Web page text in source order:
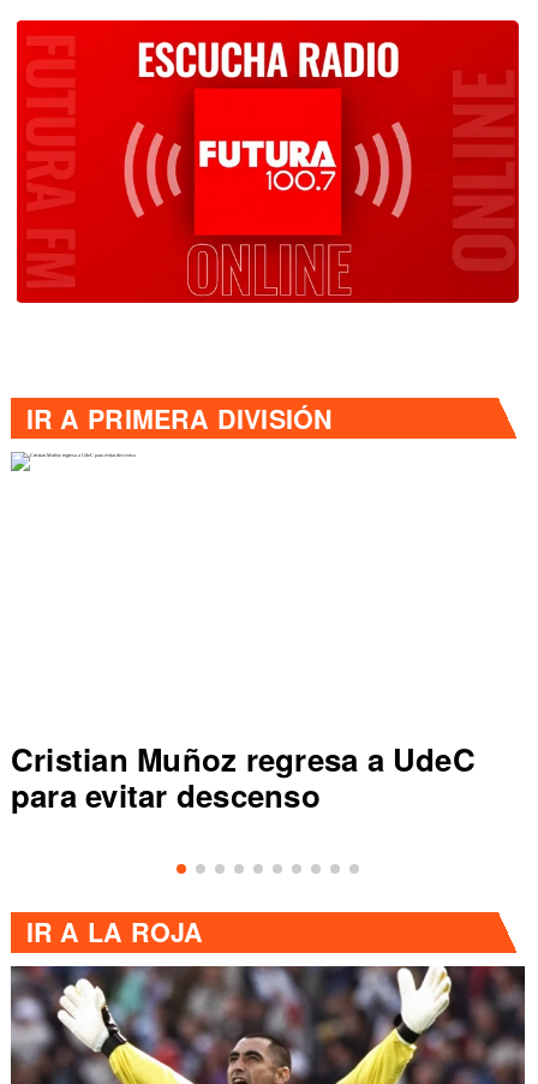
IR A PRIMERA DIVISIÓN
Cristian Muñoz regresa a UdeC
para evitar descenso
IR A LA ROJA